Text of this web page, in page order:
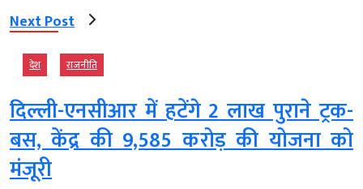
Next Post
देश राजनीति
दिल्ली-एनसीआर में हटेंगे 2 लाख पुराने ट्रक-
बस, केंद्र की 9,585 करोड़ की योजना को
मंजूरी